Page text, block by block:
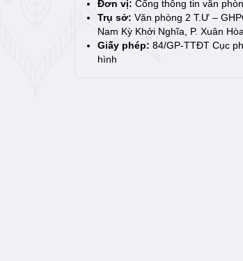
Đơn vị: Cổng thông tin văn
Trụ sở: Văn phòng 2 T.Ư –
Nam Kỳ Khởi Nghĩa, P. Xuân
Giấy phép: 84/GP-TTĐT Cục
hình